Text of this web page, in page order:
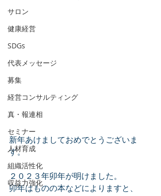
サロン
健康経営
SDGs
代表メッセージ
募集
経営コンサルティング
真・報連相
セミナー
人材育成
組織活性化
収益力強化
新年あけましておめでとうございま
す。
２０２３年卯年が明けました。
卯年はものの本などによりますと、